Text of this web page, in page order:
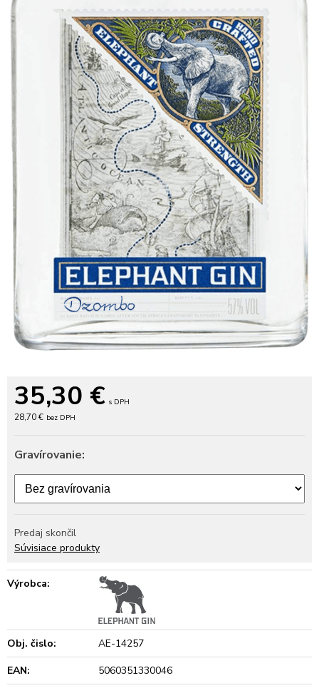
35,30 € s DPH
28,70 € bez DPH
Gravírovanie:
Predaj skončil
Súvisiace produkty
Výrobca:
Obj. čislo:
AE-14257
EAN:
5060351330046